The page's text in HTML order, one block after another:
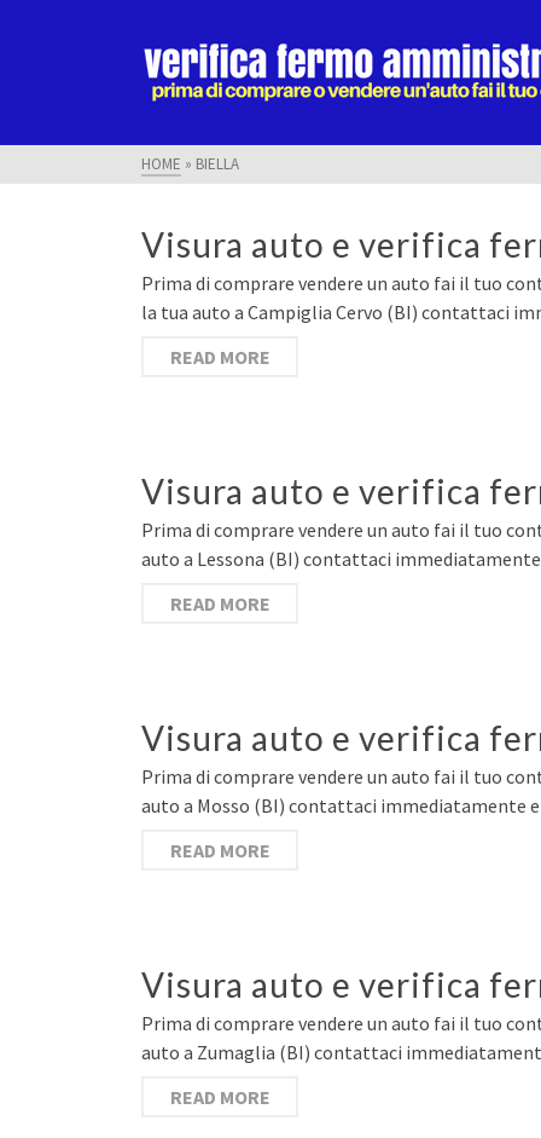
HOME » BIELLA
Visura auto e verifica
Prima di comprare vendere un auto fai il tuo
la tua auto a Campiglia Cervo (BI) contattaci
READ MORE
Visura auto e verifica
Prima di comprare vendere un auto fai il tuo
auto a Lessona (BI) contattaci
READ MORE
Visura auto e verifica
Prima di comprare vendere un auto fai il tuo
auto a Mosso (BI) contattaci immediatamente
READ MORE
Visura auto e verifica
Prima di comprare vendere un auto fai il tuo
auto a Zumaglia (BI) contattaci
READ MORE